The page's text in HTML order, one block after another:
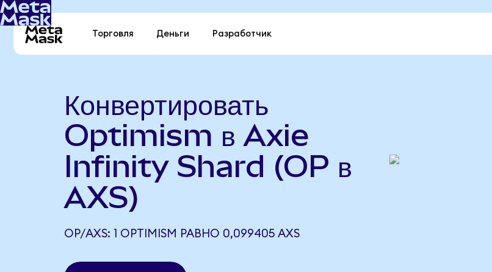
Торговля Деньги Разработчик
Конвертировать
Optimism в Axie
Infinity Shard (OP в
AXS)
OP/AXS: 1 OPTIMISM РАВНО 0,099405 AXS